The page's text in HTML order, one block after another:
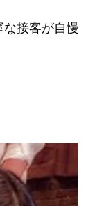
接客が自慢